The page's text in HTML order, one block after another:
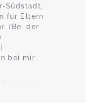
Südstadt,
für Eltern
(Bei der
bei mir